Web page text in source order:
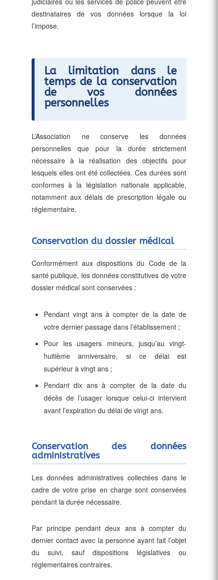
destinataires de vos données lorsque la loi
l’impose.
La limitation dans le
temps de la conservation
de vos données
personnelles
L’Association ne conserve les données
personnelles que pour la durée strictement
nécessaire à la réalisation des objectifs pour
lesquels elles ont été collectées. Ces durées sont
conformes à la législation nationale applicable,
notamment aux délais de prescription légale ou
réglementaire.
Conservation du dossier médical
Conformément aux dispositions du Code de la
santé publique, les données constitutives de votre
dossier médical sont conservées :
Pendant vingt ans à compter de la date de
votre dernier passage dans l’établissement ;
Pour les usagers mineurs, jusqu’au vingt-
huitième anniversaire, si ce délai est
supérieur à vingt ans ;
Pendant dix ans à compter de la date du
décès de l’usager lorsque celui-ci intervient
avant l’expiration du délai de vingt ans.
Conservation des données
administratives
Les données administratives collectées dans le
cadre de votre prise en charge sont conservées
pendant la durée nécessaire.
Par principe pendant deux ans à compter du
dernier contact avec la personne ayant fait l’objet
du suivi, sauf dispositions législatives ou
réglementaires contraires.